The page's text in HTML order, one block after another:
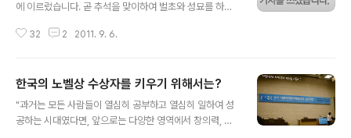
에 이르렀습니다. 곧 추석을 맞이하여 벌초와 성묘를 하기
었습니다. 하지만 요즘 뉴스에서 올여름 집중호우로 인해
의를 당부하기도 했습니다. 그래서 벌떼로 인한 피해 방지
를 위해 일반적으로 알고 있는 예방법을 실험을 통해서 확
실히 검증해 보고 윤화현(대한양봉협회 경기도 지회장)님
32 2 2011. 9. 6.
한국의 노벨상 수상자를 키우기 위해서는?
"과거는 모든 사람들이 열심히 공부하고 열심히 일하여 성
공하는 시대였다면, 앞으로는 다양한 영역에서 창의력, 도